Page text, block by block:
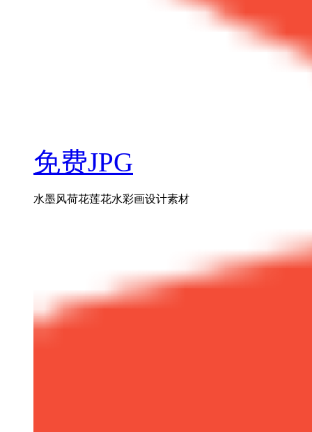
免费JPG
水墨风荷花莲花水彩画设计素材